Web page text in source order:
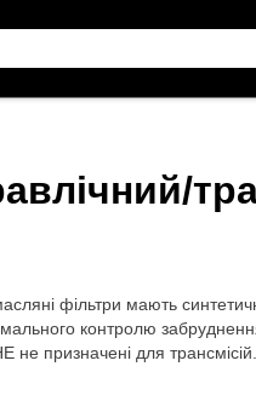
фільтри мають
контролю
не призначені для трансмісій.